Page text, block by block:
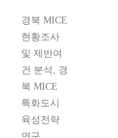
경북 MICE
현황조사
및 제반여
건 분석, 경
북 MICE
특화도시
육성전략